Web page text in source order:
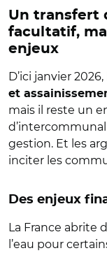
Un transfert
facultatif,
enjeux
D’ici janvier 2026,
et
mais il reste un
gestion. Et les
inciter les
Des enjeux
La France abrite
l’eau pour